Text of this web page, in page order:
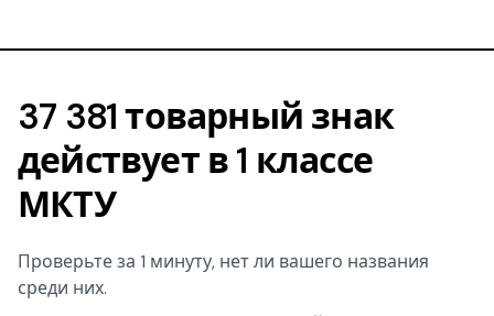
37 381 товарный знак
действует в 1 классе
МКТУ
Проверьте за 1 минуту, нет ли вашего названия
среди них.